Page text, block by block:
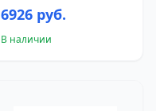
6926 руб.
В наличии